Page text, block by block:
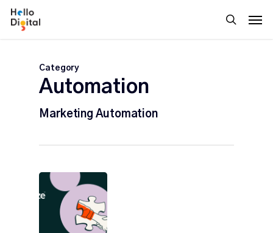
Skip
search
Category
Automation
Marketing Automation